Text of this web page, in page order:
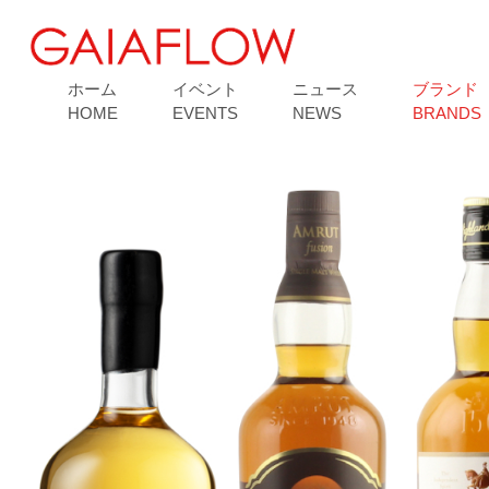
ホーム
HOME
イベント
EVENTS
ニュース
NEWS
ブランド
BRANDS